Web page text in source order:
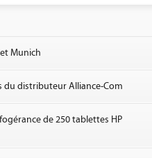
Munich
du distributeur Alliance-Com
de 250 tablettes HP